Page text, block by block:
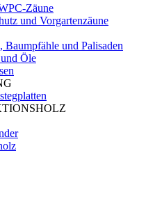
Zäune
und Vorgartenzäune
Baumpfähle und Palisaden
Öle